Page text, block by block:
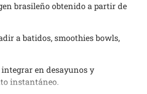
brasileño obtenido a partir de
a batidos, smoothies bowls,
en desayunos y
instantáneo.